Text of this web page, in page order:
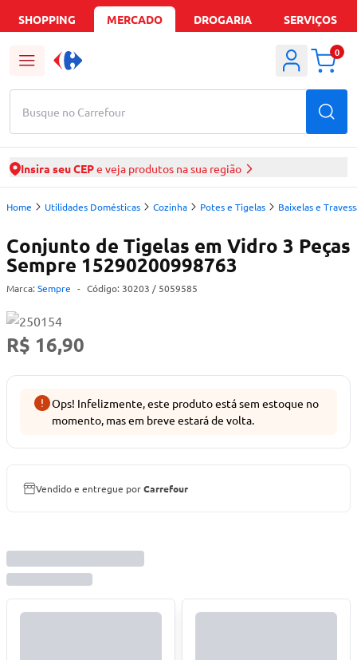
SHOPPING MERCADO DROGARIA SERVIÇOS
Busque no Carrefour
0
Insira seu CEPe veja produtos na sua região
Home Utilidades Domésticas Cozinha Potes e Tigelas Baixelas e
Conjunto de Tigelas em Vidro 3 Peças
Sempre 15290200998763
Marca: Sempre - Código: 30203 / 5059585
R$ 16,90
Ops! Infelizmente, este produto está sem estoque no
momento, mas em breve estará de volta.
Vendido e entregue porCarrefour